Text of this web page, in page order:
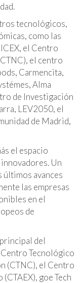
tecnológicos,
como las
el Centro
el centro
Carmencita,
Alma
de Investigación
LEV2050, el
de Madrid,
el espacio
Un
últimos avances
las empresas
en el
de
del
Tecnológico
(CTNC), el Centro
goe Tech